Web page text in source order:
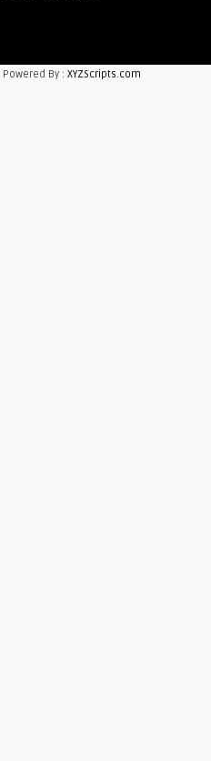
Powered By : XYZScripts.com